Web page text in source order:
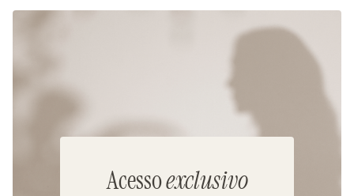
Acessoexclusivo